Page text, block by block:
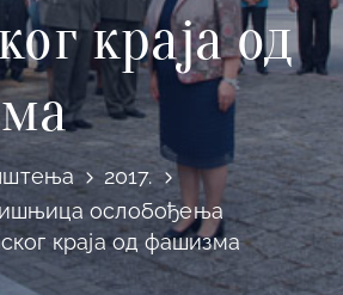
краја од
2017.
ослобођења
краја од фашизма